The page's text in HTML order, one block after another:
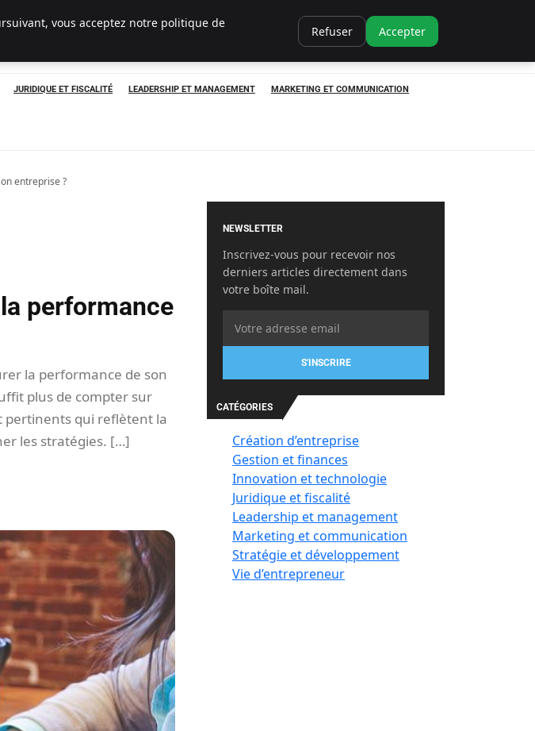
JURIDIQUE ET FISCALITÉ LEADERSHIP ET MANAGEMENT MARKETING ET COMMUNICATION
entreprise ?
performance
la performance de son
plus de compter sur
pertinents qui reflètent la
les stratégies. […]
NEWSLETTER
Inscrivez-vous pour recevoir nos
derniers articles directement dans
votre boîte mail.
S'INSCRIRE
CATÉGORIES
Création d’entreprise
Gestion et finances
Innovation et technologie
Juridique et fiscalité
Leadership et management
Marketing et communication
Stratégie et développement
Vie d’entrepreneur
vous acceptez notre politique de
Refuser Accepter